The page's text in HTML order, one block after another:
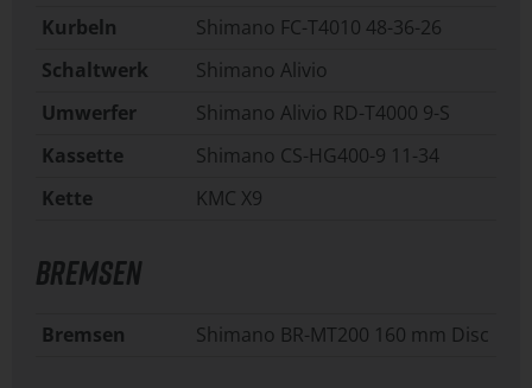
Kurbeln
Shimano FC-T4010 48-36-26
Schaltwerk
Shimano Alivio
Umwerfer
Shimano Alivio RD-T4000 9-S
Kassette
Shimano CS-HG400-9 11-34
Kette
KMC X9
BREMSEN
Bremsen Shimano BR-MT200 160 mm Disc